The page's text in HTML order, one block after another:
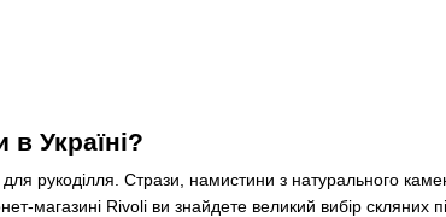
в Україні?
рукоділля. Стрази, намистини з натурального
Rivoli ви знайдете великий вибір скляних